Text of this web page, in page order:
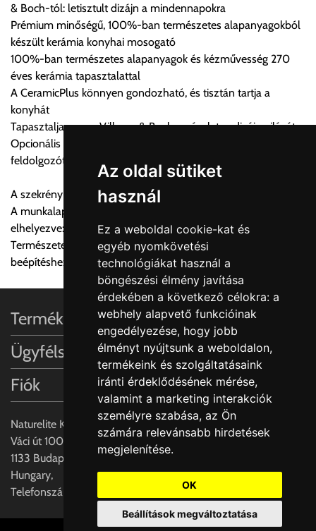
Az oldal sütiket
használ
Ez a weboldal cookie-kat és
egyéb nyomkövetési
technológiákat használ a
böngészési élmény javítása
érdekében a következő célokra: a
webhely alapvető funkcióinak
engedélyezése, hogy jobb
élményt nyújtsunk a weboldalon,
termékeink és szolgáltatásaink
iránti érdeklődésének mérése,
valamint a marketing interakciók
személyre szabása, az Ön
számára relevánsabb hirdetések
megjelenítése.
OK
Beállítások megváltoztatása
a 0.- forintos szállítást, kollégáink megvizsgálják a vásárolt
termék adatait, majd visszaigazolják a szállítás költségét.
Ingyenes szállítási lehetőség nincs!
Egyes termékek súlyát a program nem ismeri, rendelés esetén
a központ igazolja vissza. Amennyiben a költséget az Ön által
gondoltnál magasabb értékben igazoljuk vissza, úgy a
visszaigazolástól számított 24 órán belül a terméket
lemondhatja, vagy kérheti a személyes átvételre való
módosítását.
FIGYELEM!!
KERÁMIA TERMÉKEK SZÁLLÍTATÁSA NEM, VAGY CSAK
A MEGRENDELŐ KIFEJEZETT KÉRÉSÉRE ÉS
FELELŐSSÉGÉRE LEHETSÉGES!!
Budapesti szállítások:
1, Budapestre kért szállítás esetén az általános szállítás
helyett időre történő extra szállítás kérése is lehetséges
egyedi áron. A szállítás megbeszélt időablakban lehetőség
szerint 1 órás intervallumon belüli pontos időpont
megjelöléssel kérhető munkanapokon 09.00 - 15.00 között.
A költséget a megrendeléskor rendelt termék/termékek,
valamint az ott megadott szállítási cím alapján a központ
számolja, valamint visszaigazolja.
Az árak csak a címre való szállítást tartalmazzák
anyagmozgatás, be- illetve felszállítás nélkül.
Az árak az utánvét és értékbevallási díjat nem tartalmazzák.
& Boch-tól: letisztult dizájn a mindennapokra
Prémium minőségű, 100%-ban természetes alapanyagokból
készült kerámia konyhai mosogató
100%-ban természetes alapanyagok és kézművesség 270
éves kerámia tapasztalattal
A CeramicPlus könnyen gondozható, és tisztán tartja a
konyhát
Tapasztalja meg a Villeroy & Boch varázslatos dizájn világát
Opcionális kiegészítők: Rozsdamentes acél beakasztható
feldolgozótálcák és vágódeszka valódi fa furnérral
A szekrény szükséges minimális szélessége: 60 cm
A munkalap minimális vastagsága mosogatógéppel
elhelyezve: legalább 4 cm
Természetes kő vagy műkő munkalapokba süllyesztett
beépítéshez
Naturelite Kft,
Váci út 100.,
1133 Budapest,
Hungary,
Telefonszám: +(36) 70-427-3837
Termékinformációk
Ügyfélszolgálat
Fiók